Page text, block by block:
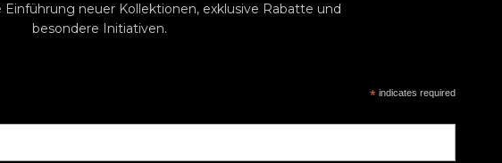
neuer Kollektionen, exklusive Rabatte und
besondere Initiativen.
* indicates required